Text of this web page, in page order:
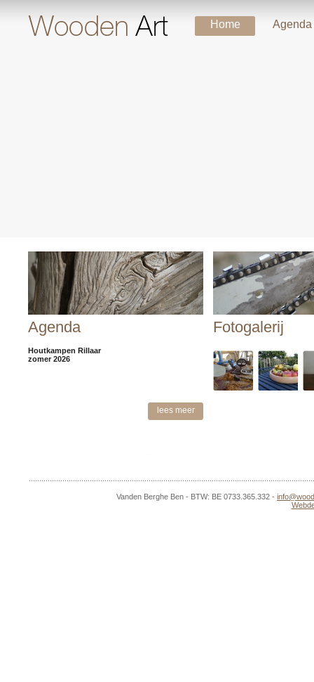
Home Agenda
Agenda
Houtkampen Rillaar
zomer 2026
lees meer
Fotogalerij
Vanden Berghe Ben - BTW: BE 0733.365.332 -